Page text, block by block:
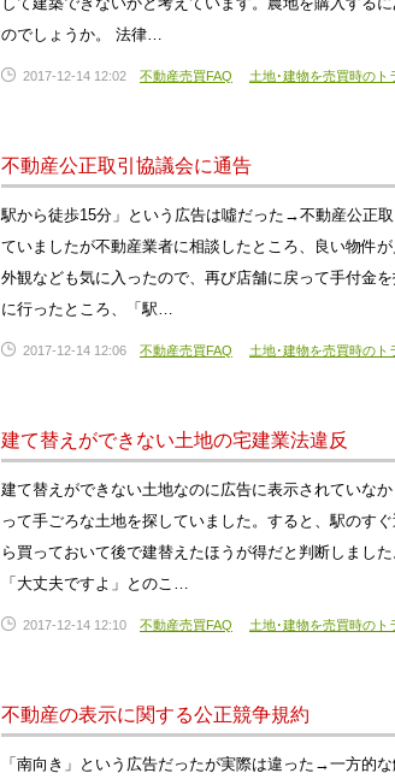
のでしょうか。 法律…
2017-12-14 12:02 不動産売買FAQ 土地･建物を売買時のト
不動産公正取引協議会に通告
駅から徒歩15分」という広告は噓だった→不動産公正
ていましたが不動産業者に相談したところ、良い物件
外観なども気に入ったので、再び店舗に戻って手付金
に行ったところ、「駅…
2017-12-14 12:06 不動産売買FAQ 土地･建物を売買時のト
建て替えができない土地の宅建業法違反
建て替えができない土地なのに広告に表示されていな
って手ごろな土地を探していました。すると、駅のす
ら買っておいて後で建替えたほうが得だと判断しまし
「大丈夫ですよ」とのこ…
2017-12-14 12:10 不動産売買FAQ 土地･建物を売買時のト
不動産の表示に関する公正競争規約
「南向き」という広告だったが実際は違った→一方的